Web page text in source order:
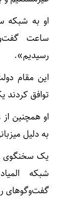
او به
ساعت
رسیدیم».
این مقام
توافق کردند
او همچنین از
به دلیل
یک سخنگوی
شبکه
گفت‌وگوهای